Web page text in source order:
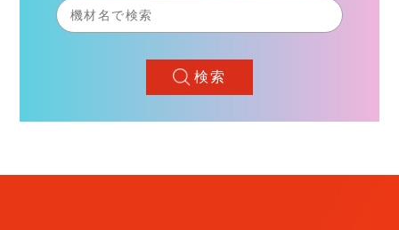
検索